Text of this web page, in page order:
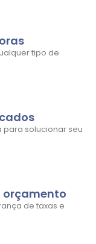
tipo de
solucionar seu
orçamento
de taxas e